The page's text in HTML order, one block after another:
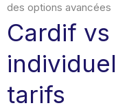
des options avancées
Cardif
tarifs